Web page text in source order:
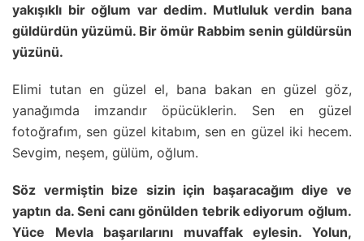
yakışıklı bir oğlum var dedim. Mutluluk verdin bana
güldürdün yüzümü. Bir ömür Rabbim senin güldürsün
yüzünü.
Elimi tutan en güzel el, bana bakan en güzel göz,
yanağımda imzandır öpücüklerin. Sen en güzel
fotoğrafım, sen güzel kitabım, sen en güzel iki hecem.
Sevgim, neşem, gülüm, oğlum.
Söz vermiştin bize sizin için başaracağım diye ve
yaptın da. Seni canı gönülden tebrik ediyorum oğlum.
Yüce Mevla başarılarını muvaffak eylesin. Yolun,